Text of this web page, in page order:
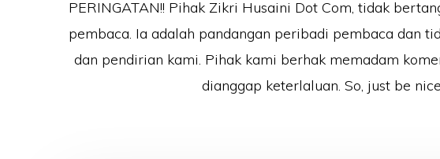
PERINGATAN!! Pihak Zikri Husaini Dot Com, tidak
pembaca. Ia adalah pandangan peribadi pembaca dan
dan pendirian kami. Pihak kami berhak memadam
dianggap keterlaluan. So, just be